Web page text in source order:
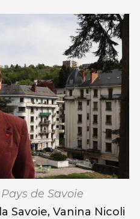
de Savoie
Savoie, Vanina Nicoli